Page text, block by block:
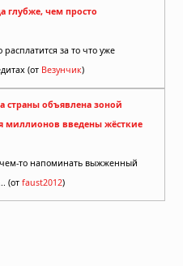
глубже, чем просто
за то что уже
получено. Все мечтают о новых кредитах (от Везунчик)
страны объявлена зоной
миллионов введены жёсткие
чем-то напоминать выжженный
(от faust2012)